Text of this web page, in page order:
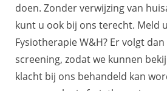
doen. Zonder verwijzing van
kunt u ook bij ons terecht. Meld
Fysiotherapie W&H? Er volgt
screening, zodat we kunnen
klacht bij ons behandeld kan